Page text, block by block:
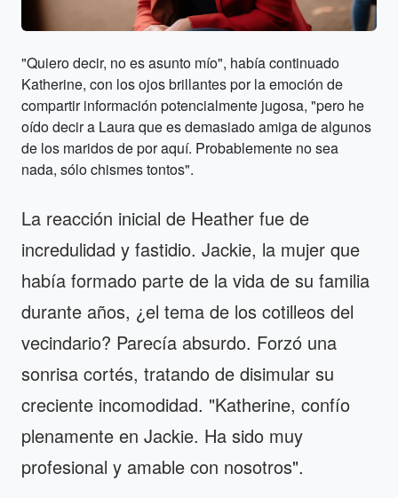
"Quiero decir, no es asunto mío", había continuado
Katherine, con los ojos brillantes por la emoción de
compartir información potencialmente jugosa, "pero he
oído decir a Laura que es demasiado amiga de algunos
de los maridos de por aquí. Probablemente no sea
nada, sólo chismes tontos".
La reacción inicial de Heather fue de
incredulidad y fastidio. Jackie, la mujer que
había formado parte de la vida de su familia
durante años, ¿el tema de los cotilleos del
vecindario? Parecía absurdo. Forzó una
sonrisa cortés, tratando de disimular su
creciente incomodidad. "Katherine, confío
plenamente en Jackie. Ha sido muy
profesional y amable con nosotros".